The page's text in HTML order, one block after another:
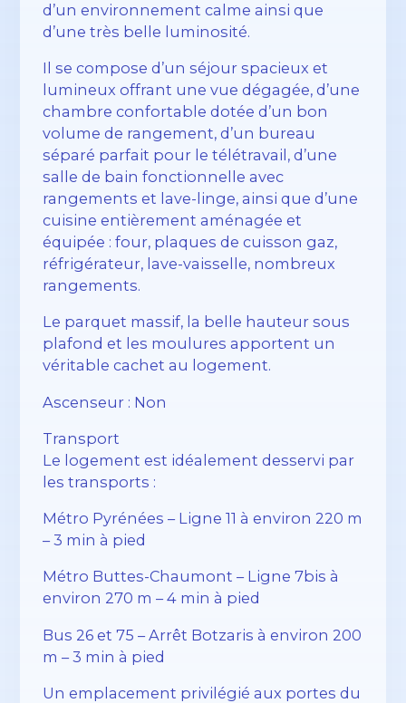
d’un environnement calme ainsi que
d’une très belle luminosité.
Il se compose d’un séjour spacieux et
lumineux offrant une vue dégagée, d’une
chambre confortable dotée d’un bon
volume de rangement, d’un bureau
séparé parfait pour le télétravail, d’une
salle de bain fonctionnelle avec
rangements et lave-linge, ainsi que d’une
cuisine entièrement aménagée et
équipée : four, plaques de cuisson gaz,
réfrigérateur, lave-vaisselle, nombreux
rangements.
Le parquet massif, la belle hauteur sous
plafond et les moulures apportent un
véritable cachet au logement.
Ascenseur : Non
Transport
Le logement est idéalement desservi par
les transports :
Métro Pyrénées – Ligne 11 à environ 220 m
– 3 min à pied
Métro Buttes-Chaumont – Ligne 7bis à
environ 270 m – 4 min à pied
Bus 26 et 75 – Arrêt Botzaris à environ 200
m – 3 min à pied
Un emplacement privilégié aux portes du